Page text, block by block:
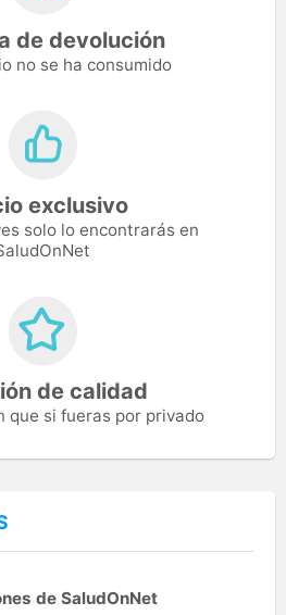
de devolución
no se ha consumido
exclusivo
solo lo encontrarás en
de calidad
que si fueras por privado
de SaludOnNet